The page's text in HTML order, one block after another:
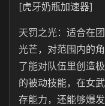
[虎牙奶瓶加速器]
天罚之光：适合在
光芒，对范围内的
了能对队伍里创造
的被动技能，在女
存能力，还能够爆